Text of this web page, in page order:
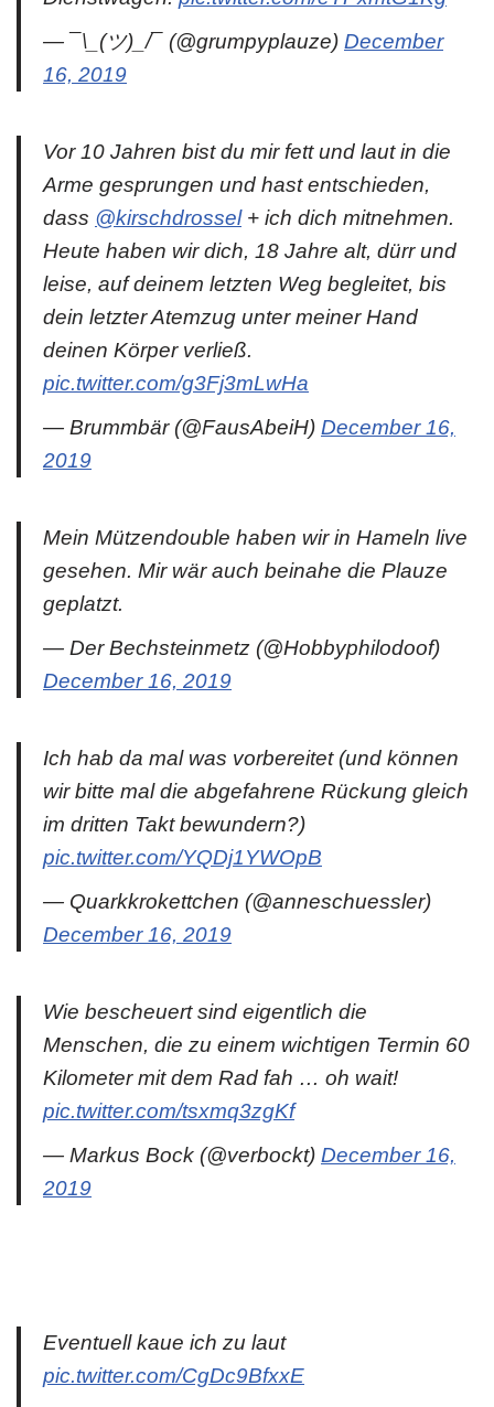
— ¯\_(ツ)_/¯ (@grumpyplauze) December
16, 2019
Vor 10 Jahren bist du mir fett und laut in die
Arme gesprungen und hast entschieden,
dass @kirschdrossel+ ich dich mitnehmen.
Heute haben wir dich, 18 Jahre alt, dürr und
leise, auf deinem letzten Weg begleitet, bis
dein letzter Atemzug unter meiner Hand
deinen Körper verließ.
pic.twitter.com/g3Fj3mLwHa
— Brummbär (@FausAbeiH) December 16,
2019
Mein Mützendouble haben wir in Hameln live
gesehen. Mir wär auch beinahe die Plauze
geplatzt.
— Der Bechsteinmetz (@Hobbyphilodoof)
December 16, 2019
Ich hab da mal was vorbereitet (und können
wir bitte mal die abgefahrene Rückung gleich
im dritten Takt bewundern?)
pic.twitter.com/YQDj1YWOpB
— Quarkkrokettchen (@anneschuessler)
December 16, 2019
Wie bescheuert sind eigentlich die
Menschen, die zu einem wichtigen Termin 60
Kilometer mit dem Rad fah … oh wait!
pic.twitter.com/tsxmq3zgKf
— Markus Bock (@verbockt) December 16,
2019
Eventuell kaue ich zu laut
pic.twitter.com/CgDc9BfxxE